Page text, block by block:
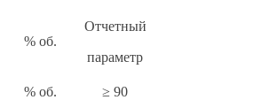
% об.
Отчетный
параметр
% об. ≥ 90